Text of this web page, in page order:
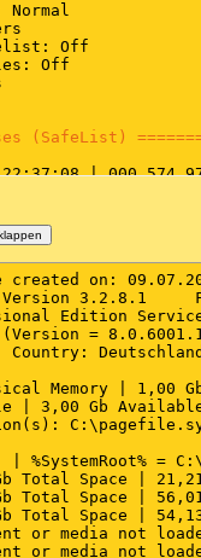
Normal
Off
Off
(SafeList)
22:37:08 |
|
04:22:45 |
00:21:40 |
|
|
|
|
01:07:30 |
|
(SafeList)
|
04:21:06 |
|
|
00:14:54 |
on:
Version 3.2.8.1
Edition
=
Country:
Memory | 1,00
| 3,00 Gb
| %SystemRoot% =
Total Space |
Total Space |
Total Space |
or media not
or media not